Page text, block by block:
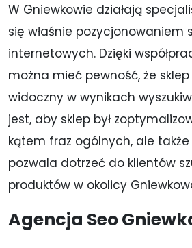
W Gniewkowie działają
się właśnie pozycjonowaniem
internetowych. Dzięki
można mieć pewność, że
widoczny w wynikach
jest, aby sklep był
kątem fraz ogólnych, ale
pozwala dotrzeć do klientów
produktów w okolicy
Agencja Seo